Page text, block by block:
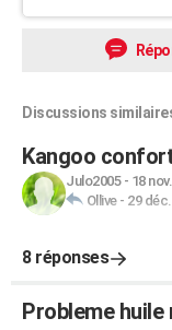
Discussions
Kangoo
Julo2005- 18
Ollive- 29
8 réponses
Probleme